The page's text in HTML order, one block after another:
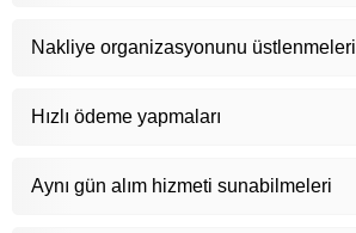
Nakliye organizasyonunu üstlenmeleri
Hızlı ödeme yapmaları
Aynı gün alım hizmeti sunabilmeleri